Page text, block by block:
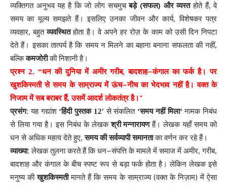
व्यक्तिगत अनुभव यह है कि जो लोग सचमुच बड़े(सफल) और व्यस्त होते हैं,वे
समय का मूल्य समझते हैं। इसलिए उनका जीवन और कार्य,विशेषकर पत्र
व्यवहार,बहुत व्यवस्थित होता है। वे अपने हर रोज़ के काम को उसी दिन निपटा
देते हैं। इसका तात्पर्य है कि समय न मिलने का बहाना बनाना सफलता की नहीं,
बल्कि कमजोरी की निशानी है।
प्रश्न 2. “धन की दुनिया में अमीर गरीब,बादशाह–कंगाल का फर्क है। पर
खुशकिस्मती से समय के साम्राज्य में ऊंच–नीच का भेदभाव नहीं है। वक्त के
निजाम में सब बराबर हैं,उसमें आदर्श लोकतंत्र है।“
प्रसंग: यह गद्यांश ‘हिंदी पुस्तक 12′ से संकलित ‘समय नहीं मिला‘ नामक निबंध
से लिया गया है। इस निबंध के लेखक श्री मन्नारायण हैं। लेखक यहाँ समय को
धन से अधिक महत्व देते हुए,समय की सर्वव्यापी समानता का वर्णन कर रहे हैं।
व्याख्या: लेखक तुलना करते हैं कि धन–संपत्ति के मामले में समाज में अमीर,गरीब,
बादशाह और कंगाल के बीच स्पष्ट रूप से बड़ा फर्क होता है। लेकिन लेखक इसे
मनुष्य की खुशकिस्मती मानते हैं कि समय के साम्राज्य(वक्त के निज़ाम)में ऐसा